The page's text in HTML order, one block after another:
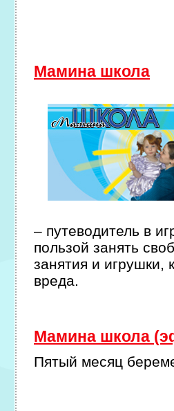
Мамина школа
– путеводитель в
пользой занять
занятия и игрушки,
вреда.
Мамина школа
Пятый месяц